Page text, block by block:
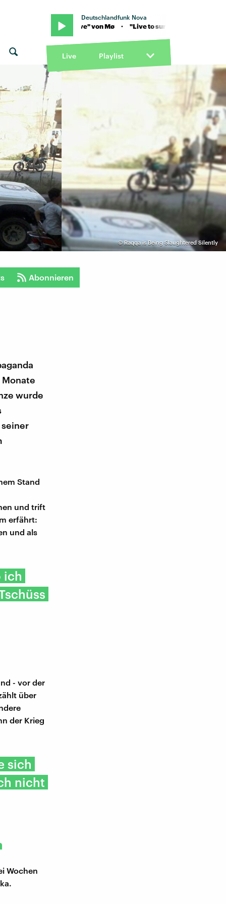
Deutschlandfunk Nova
to survive" von Mø · "Live to survive" von Mø
Live Playlist
©Raqqa is Being Slaughtered Silently
Abonnieren
Monate
wurde
Stand
und trift
erfährt:
und als
ich
- vor der
über
der Krieg
sich
nicht
Wochen